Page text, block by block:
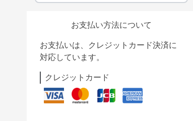
お支払い方法について
お支払いは、クレジットカード決済に
対応しています。
クレジットカード